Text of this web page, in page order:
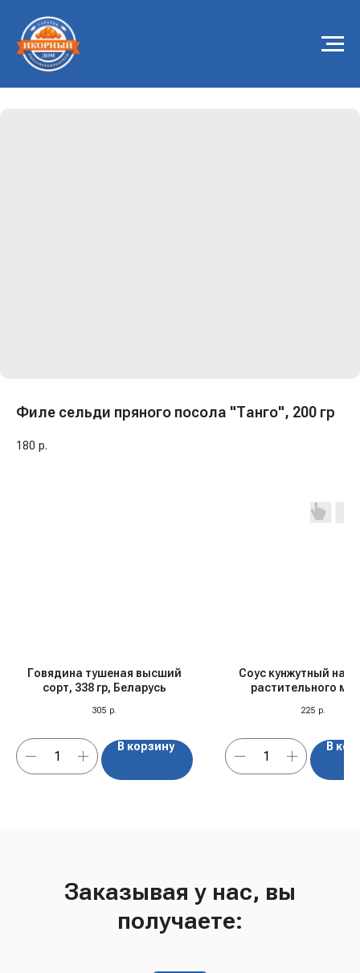
Филе сельди пряного посола "Танго", 200 гр
180 р.
Говядина тушеная высший
сорт, 338 гр, Беларусь
305 р.
В корзину
Соус кунжутный на
растительного
225 р.
В
Заказывая у нас, вы
получаете: